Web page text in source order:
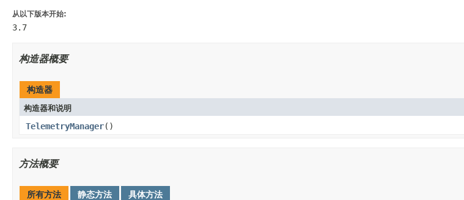
从以下版本开始:
3.7
构造器概要
构造器
构造器和说明
TelemetryManager()
方法概要
所有方法 静态方法 具体方法